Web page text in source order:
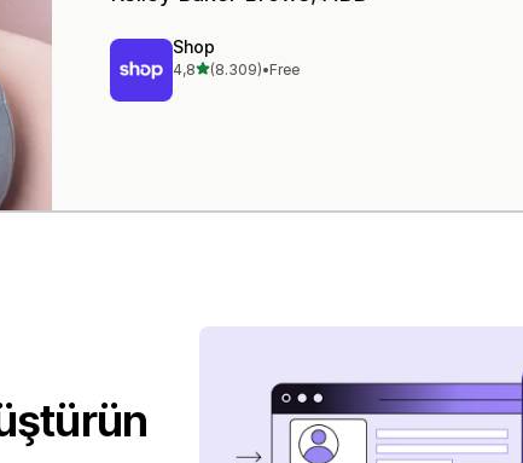
Shop
4,85 yıldız üzerinden
(8.309)
toplam 8309 değerlendirme
•Free